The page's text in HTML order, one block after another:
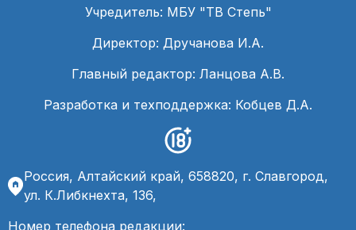
Учредитель: МБУ "ТВ Степь"
Директор: Дручанова И.А.
Главный редактор: Ланцова А.В.
Разработка и техподдержка: Кобцев Д.А.
Россия, Алтайский край, 658820, г. Славгород,
ул. К.Либкнехта, 136,
Номер телефона редакции: